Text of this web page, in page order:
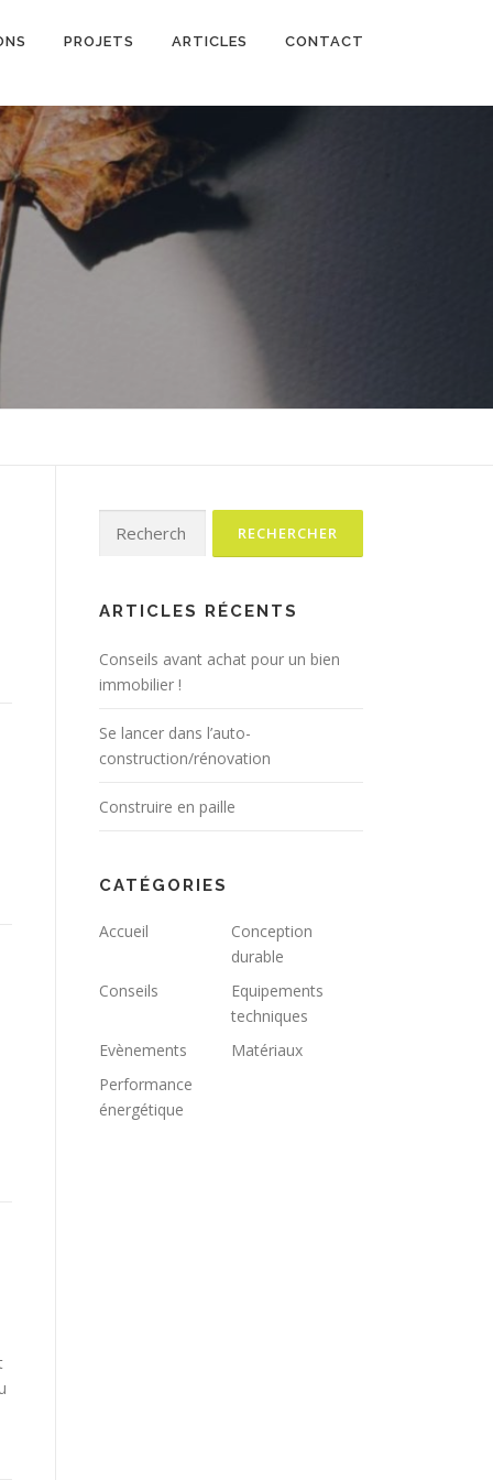
PROJETS ARTICLES CONTACT
ARTICLES RÉCENTS
Conseils avant achat pour un bien
immobilier !
Se lancer dans l’auto-
construction/rénovation
Construire en paille
CATÉGORIES
Accueil
Conception
durable
Conseils
Equipements
techniques
Evènements
Matériaux
Performance
énergétique